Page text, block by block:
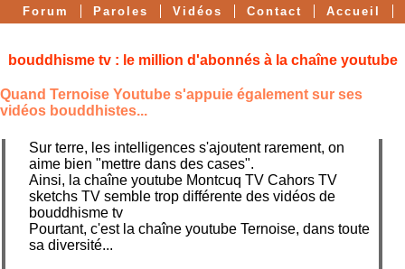
Accueil
Contact
Vidéos
Paroles
Forum
bouddhisme tv : le million d'abonnés à la chaîne youtube
Quand Ternoise Youtube s'appuie également sur ses
vidéos bouddhistes...
Sur terre, les intelligences s'ajoutent rarement, on
aime bien "mettre dans des cases".
Ainsi, la chaîne youtube Montcuq TV Cahors TV
sketchs TV semble trop différente des vidéos de
bouddhisme tv
Pourtant, c'est la chaîne youtube Ternoise, dans toute
sa diversité...